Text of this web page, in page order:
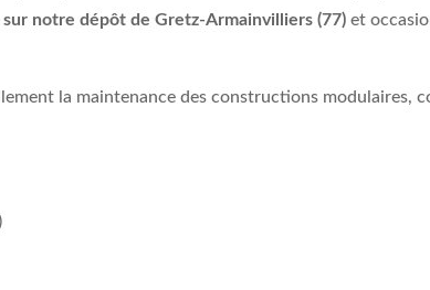
sur notre dépôt de Gretz-Armainvilliers (77)et
la maintenance des constructions modulaires,